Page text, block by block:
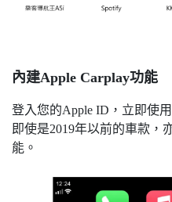
內建Apple Carplay功能
登入您的Apple ID，立即使
即使是2019年以前的車款，
能。